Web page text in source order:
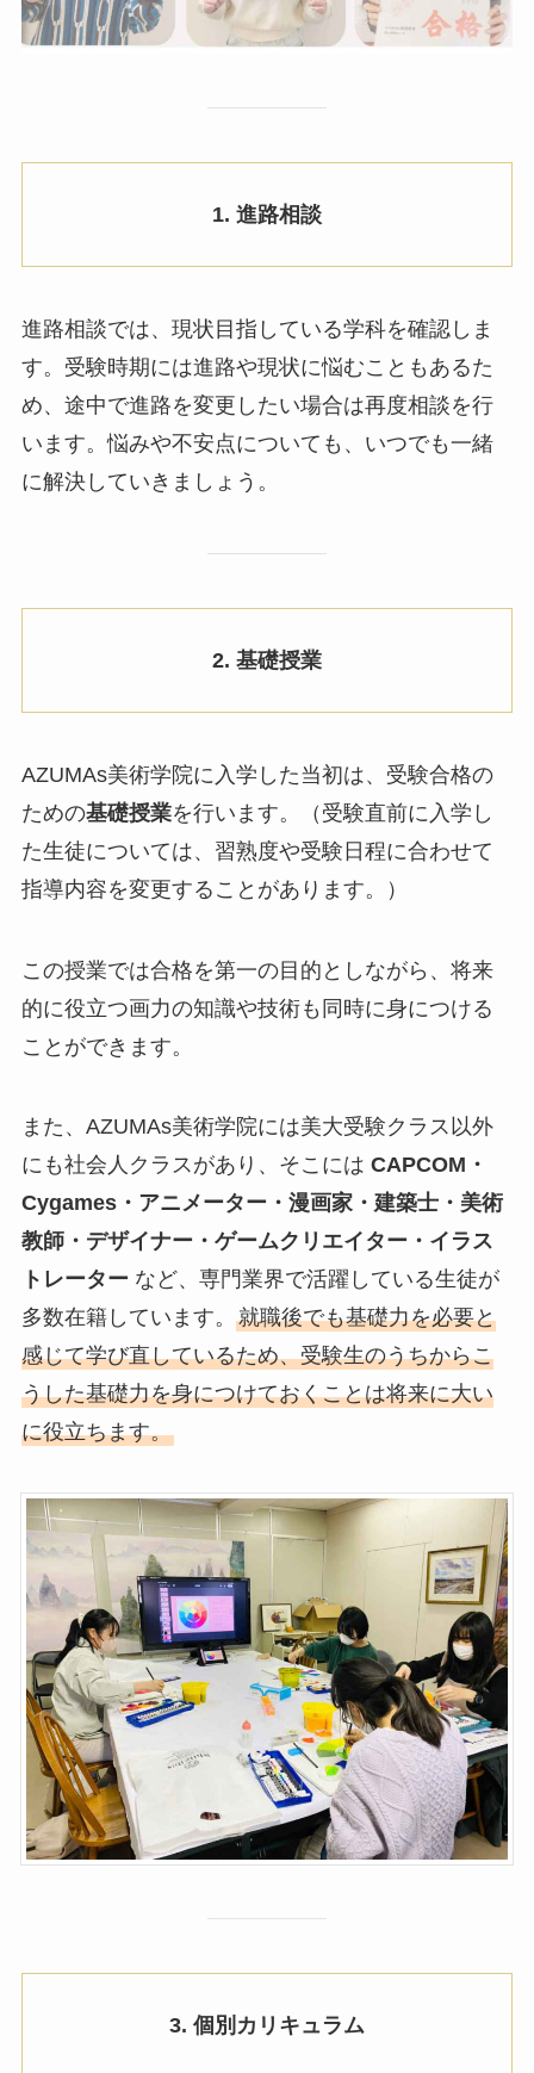
1. 進路相談
進路相談では、現状目指している学科を確認しま
す。受験時期には進路や現状に悩むこともあるた
め、途中で進路を変更したい場合は再度相談を行
います。悩みや不安点についても、いつでも一緒
に解決していきましょう。
2. 基礎授業
AZUMAs美術学院に入学した当初は、受験合格の
ための基礎授業を行います。（受験直前に入学し
た生徒については、習熟度や受験日程に合わせて
指導内容を変更することがあります。）
この授業では合格を第一の目的としながら、将来
的に役立つ画力の知識や技術も同時に身につける
ことができます。
また、AZUMAs美術学院には美大受験クラス以外
にも社会人クラスがあり、そこには CAPCOM・
Cygames・アニメーター・漫画家・建築士・美術
教師・デザイナー・ゲームクリエイター・イラス
トレーター など、専門業界で活躍している生徒が
多数在籍しています。 就職後でも基礎力を必要と
感じて学び直しているため、受験生のうちからこ
うした基礎力を身につけておくことは将来に大い
に役立ちます。
3. 個別カリキュラム